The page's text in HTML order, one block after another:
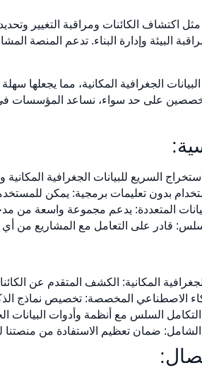
اكتشاف الكائنات ومراقبة التغيير
البيئة وإدارة البناء. تدعم المنصة
الجغرافية المكانية، مما يجعلها
على حد سواء، نساعد المؤسسات في
السريع للبيانات الجغرافية المكانية
بدون تعليمات برمجية: يمكن
المتعددة: يدعم مجموعة واسعة من
قادر على التعامل مع المشاريع من
المكانية: الكشف المتقدم عن
الاصطناعي المخصصة: تخصيص نماذج
السلس مع أنظمة وأدوات البيانات
الشامل: ضمان تعظيم الاستفادة من منصتنا